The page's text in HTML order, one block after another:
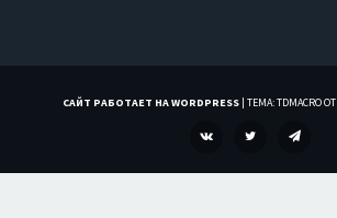
САЙТ РАБОТАЕТ НА WORDPRESS | ТЕМА: TDMACRO ОТ
TWITTER